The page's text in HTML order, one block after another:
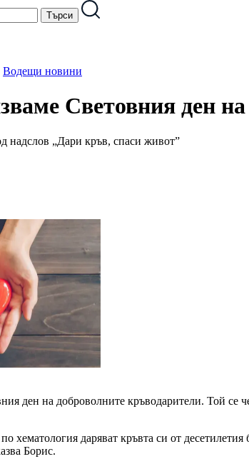
Водещи новини
Световния ден
надслов „Дари кръв, спаси живот”
ден на доброволните кръводарители. Той се
хематология даряват кръвта си от
Борис.